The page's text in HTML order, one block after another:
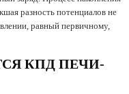
разность потенциалов не
равный первичному,
КПД ПЕЧИ-